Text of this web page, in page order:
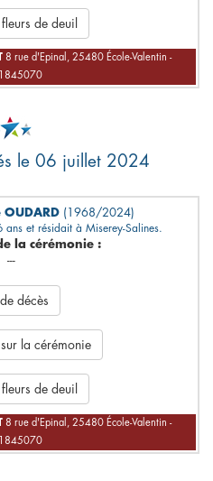
de deuil
8 rue d'Epinal, 25480 École-Valentin -
le 06 juillet 2024
(1968/2024)
et résidait à Miserey-Salines.
la cérémonie :
---
décès
la cérémonie
de deuil
8 rue d'Epinal, 25480 École-Valentin -